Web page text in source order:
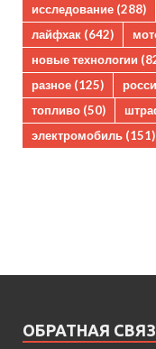
исследование (288)
лайфхак (642)
новые технологии
разное (125)
топливо (50)
электромобиль (151)
ОБРАТНАЯ